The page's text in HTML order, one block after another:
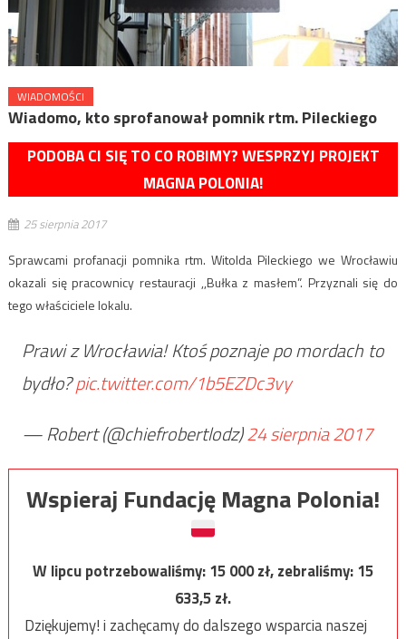
WIADOMOŚCI
Wiadomo, kto sprofanował pomnik rtm. Pileckiego
PODOBA CI SIĘ TO CO ROBIMY? WESPRZYJ PROJEKT
MAGNA POLONIA!
25 sierpnia 2017
Sprawcami profanacji pomnika rtm. Witolda Pileckiego we Wrocławiu
okazali się pracownicy restauracji ,,Bułka z masłem”. Przyznali się do
tego właściciele lokalu.
Prawi z Wrocławia! Ktoś poznaje po mordach to
bydło?pic.twitter.com/1b5EZDc3vy
— Robert (@chiefrobertlodz)24 sierpnia 2017
Wspieraj Fundację Magna Polonia!
W lipcu potrzebowaliśmy:15 000zł, zebraliśmy:15
633,5zł.
Dziękujemy! i zachęcamy do dalszego wsparcia naszej